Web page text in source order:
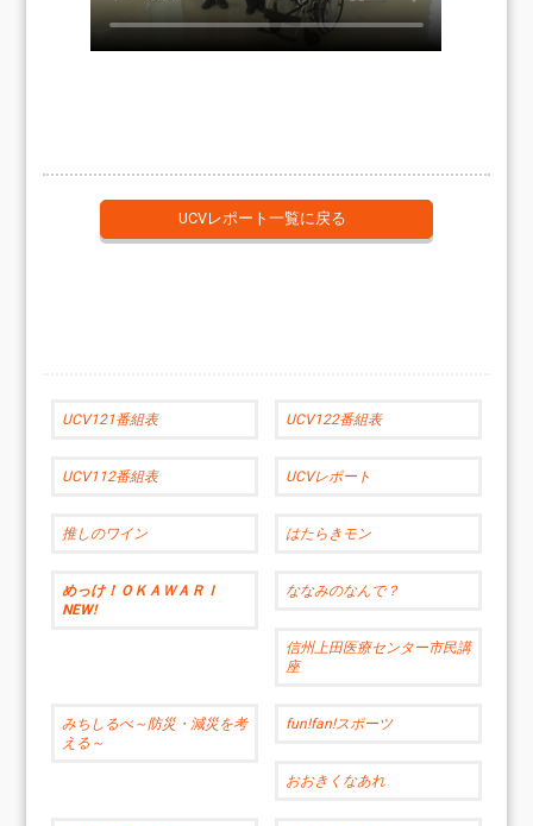
UCVレポート一覧に戻る
UCV121番組表 UCV122番組表
UCV112番組表 UCVレポート
推しのワイン はたらきモン
めっけ！ＯＫＡＷＡＲＩ
NEW!
ななみのなんで？
信州上田医療センター市民講
座
みちしるべ～防災・減災を考
える～
fun!fan!スポーツ
おおきくなあれ